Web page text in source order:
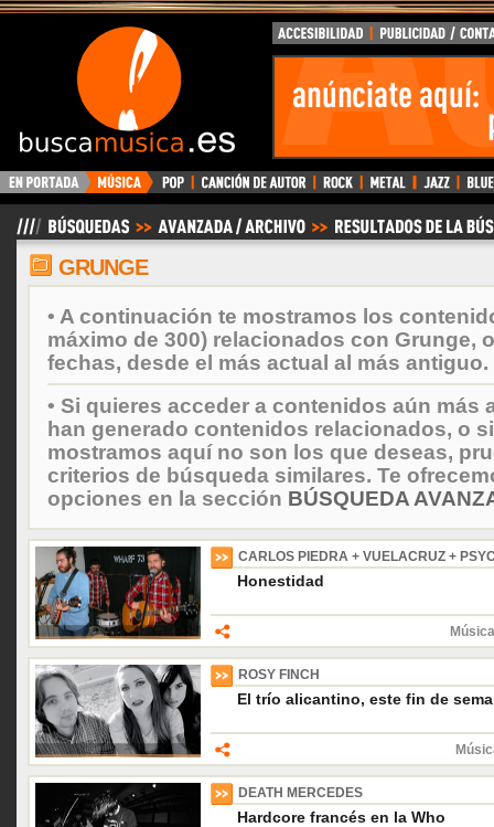
BuscaMusica.es
GRUNGE
• A continuación te mostramos los
máximo de 300) relacionados con Grunge,
fechas, desde el más actual al más antiguo.
• Si quieres acceder a contenidos aún más
han generado contenidos relacionados, o
mostramos aquí no son los que deseas,
criterios de búsqueda similares. Te
opciones en la sección BÚSQUEDA
CARLOS PIEDRA + VUELACRUZ +
Honestidad
ROSY FINCH
El trío alicantino, este fin de
DEATH MERCEDES
Hardcore francés en la Who